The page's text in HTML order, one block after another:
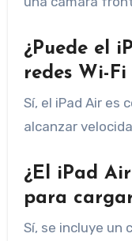
¿Puede el
redes Wi-Fi
Sí, el iPad Air es
alcanzar
¿El iPad
para
Sí, se incluye un